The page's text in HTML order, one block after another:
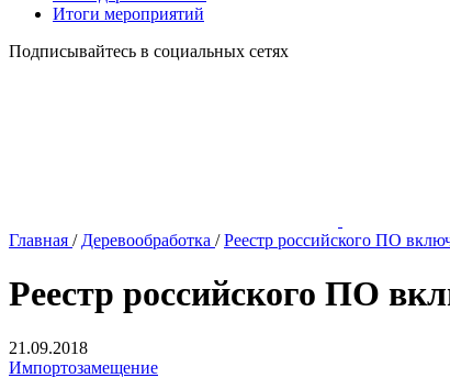
Итоги мероприятий
Подписывайтесь в социальных сетях
Главная / Деревообработка / Реестр российского ПО
Реестр российского ПО
21.09.2018
Импортозамещение